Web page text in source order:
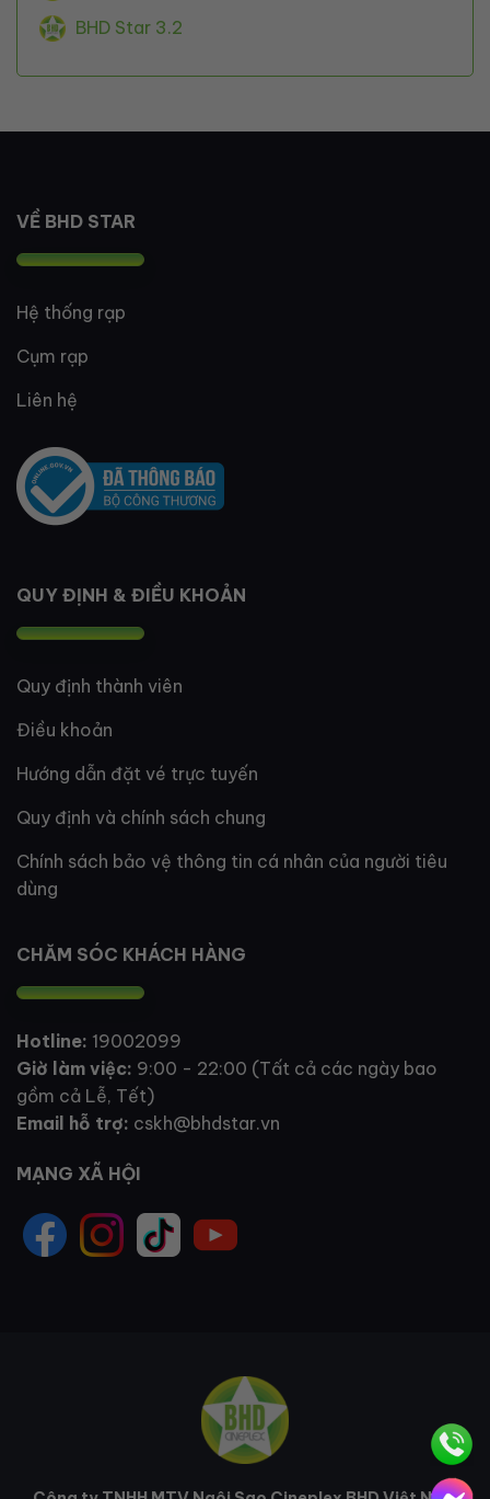
BHD Star 3.2
VỀ BHD STAR
Hệ thống rạp
Cụm rạp
Liên hệ
QUY ĐỊNH & ĐIỀU KHOẢN
Quy định thành viên
Điều khoản
Hướng dẫn đặt vé trực tuyến
Quy định và chính sách chung
Chính sách bảo vệ thông tin cá nhân của người tiêu
dùng
CHĂM SÓC KHÁCH HÀNG
Hotline: 19002099
Giờ làm việc: 9:00 - 22:00 (Tất cả các ngày bao
gồm cả Lễ, Tết)
Email hỗ trợ: cskh@bhdstar.vn
MẠNG XÃ HỘI